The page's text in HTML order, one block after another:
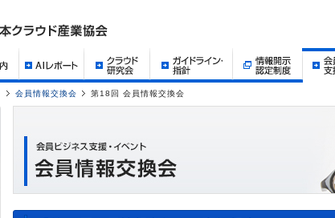
会員情報交換会 第18回 会員情報交換会